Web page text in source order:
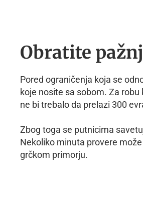
Obratite
Pored ograničenja koja se
koje nosite sa sobom. Za
ne bi trebalo da prelazi 300
Zbog toga se putnicima
Nekoliko minuta provere
grčkom primorju.